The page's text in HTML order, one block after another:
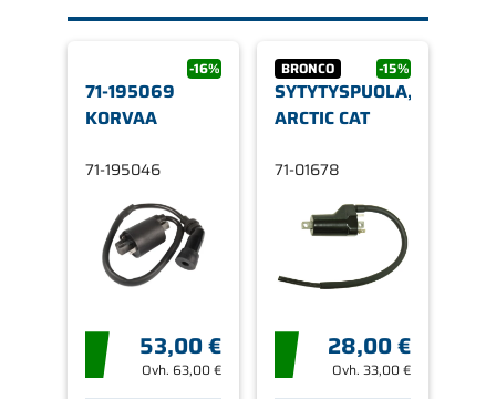
-16%
71-195069
KORVAA
71-195046
53,00 €
Ovh. 63,00 €
BRONCO -15%
SYTYTYSPUOLA,
ARCTIC CAT
71-01678
28,00 €
Ovh.33,00 €